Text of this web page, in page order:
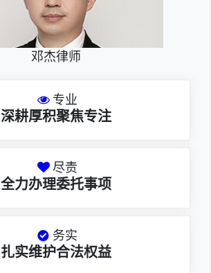
邓杰律师
专业
深耕厚积聚焦专注
尽责
全力办理委托事项
务实
扎实维护合法权益